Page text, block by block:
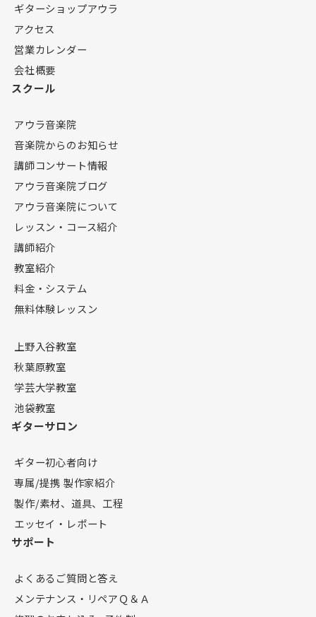
ギターショップアウラ
アクセス
営業カレンダー
会社概要
スクール
アウラ音楽院
音楽院からのお知らせ
講師コンサート情報
アウラ音楽院ブログ
アウラ音楽院について
レッスン・コース紹介
講師紹介
教室紹介
料金・システム
無料体験レッスン
上野入谷教室
秋葉原教室
学芸大学教室
池袋教室
ギターサロン
ギター初心者向け
専属/提携 製作家紹介
製作/素材、道具、工程
エッセイ・レポート
サポート
よくあるご質問と答え
メンテナンス・リペアＱ＆Ａ